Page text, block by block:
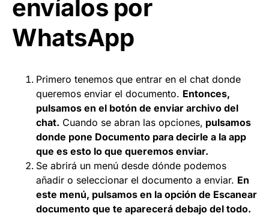
envíalos por
WhatsApp
Primero tenemos que entrar en el chat donde
queremos enviar el documento. Entonces,
pulsamos en el botón de enviar archivo del
chat. Cuando se abran las opciones, pulsamos
donde pone Documento para decirle a la app
que es esto lo que queremos enviar.
Se abrirá un menú desde dónde podemos
añadir o seleccionar el documento a enviar. En
este menú, pulsamos en la opción de Escanear
documento que te aparecerá debajo del todo.